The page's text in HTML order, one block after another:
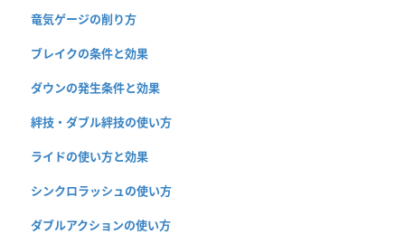
竜気ゲージの削り方
ブレイクの条件と効果
ダウンの発生条件と効果
絆技・ダブル絆技の使い方
ライドの使い方と効果
シンクロラッシュの使い方
ダブルアクションの使い方